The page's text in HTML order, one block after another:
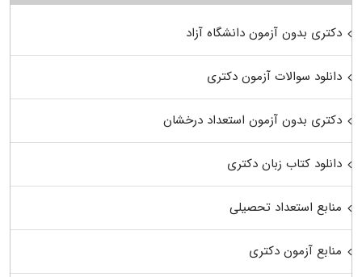
دکتری بدون آزمون دانشگاه آزاد
دانلود سوالات آزمون دکتری
دکتری بدون آزمون استعداد درخشان
دانلود کتاب زبان دکتری
منابع استعداد تحصیلی
منابع آزمون دکتری